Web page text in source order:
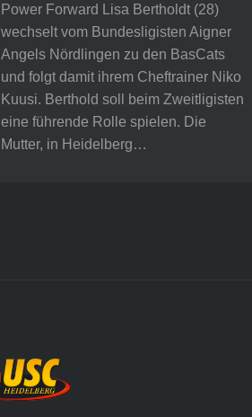
Power Forward Lisa Bertholdt (28)
wechselt vom Bundesligisten Aigner
Angels Nördlingen zu den BasCats
und folgt damit ihrem Cheftrainer Niko
Kuusi. Berthold soll beim Zweitligisten
eine führende Rolle spielen. Die
Mutter, in Heidelberg…